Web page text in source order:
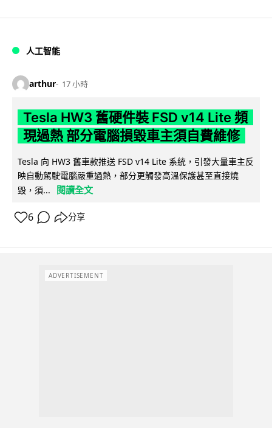
人工智能
arthur 17 小時
Tesla HW3 舊硬件裝 FSD v14 Lite 頻
現過熱 部分電腦損毀車主須自費維修
Tesla 向 HW3 舊車款推送 FSD v14 Lite 系統，引發大量車主反
映自動駕駛電腦嚴重過熱，部分更觸發高溫保護甚至直接燒
毀，須...
閱讀全文
6 分享
ADVERTISEMENT